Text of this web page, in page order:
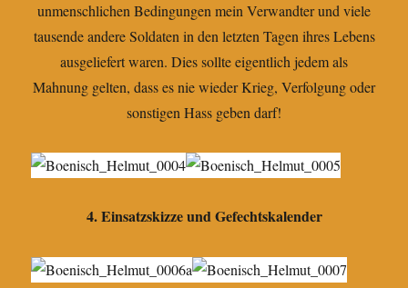
unmenschlichen Bedingungen mein Verwandter und viele
tausende andere Soldaten in den letzten Tagen ihres Lebens
ausgeliefert waren. Dies sollte eigentlich jedem als
Mahnung gelten, dass es nie wieder Krieg, Verfolgung oder
sonstigen Hass geben darf!
4. Einsatzskizze und Gefechtskalender